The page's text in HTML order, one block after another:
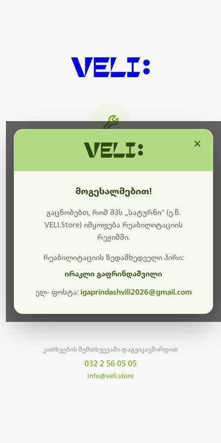
ბოდიშს გიხდით შეფერხებისთვის. ამჟამად
მიმდინარეობს საიტის განახლება და ტექნიკური
სამუშაოები.
მალე ისევ ხელმისაწვდომი იქნება. გმადლობთ
კითხვების შემთხვევაში დაგვიკავშირდით
032 2 56 05 05
info@veli.store
მოგესალმებით!
გაცნობებთ, რომ შპს „სატურნი“ (ე.წ.
VELI.Store) იმყოფება რეაბილიტაციის
რეჟიმში.
რეაბილიტაციის ზედამხედველი პირი:
ირაკლი გაფრინდაშვილი
ელ- ფოსტა: igaprindashvili2026@gmail.com
×